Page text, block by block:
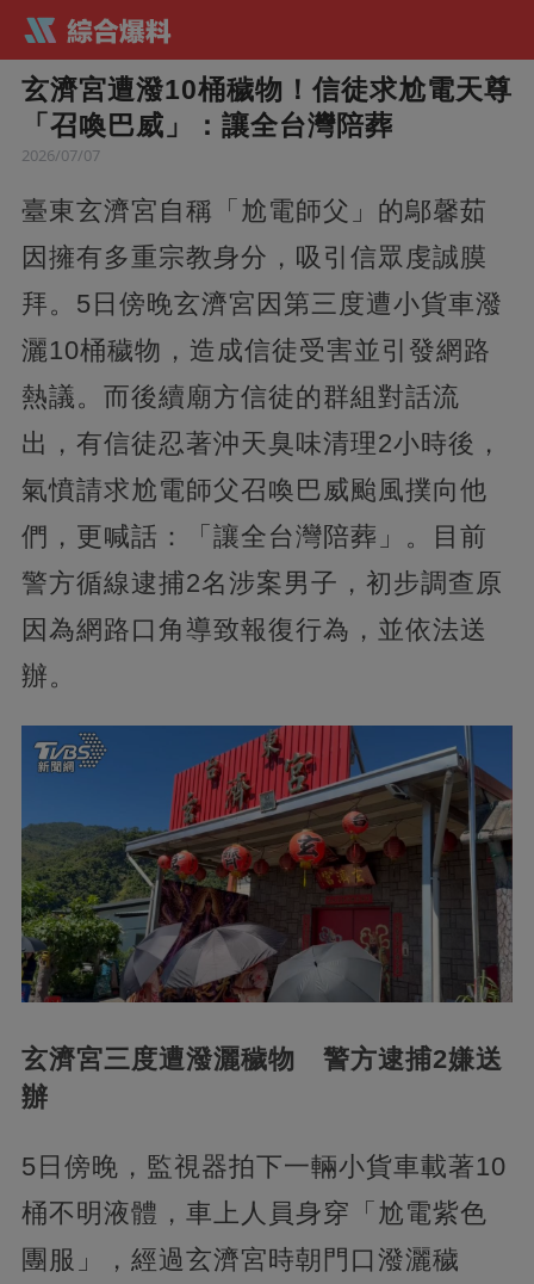
玄濟宮遭潑10桶穢物！信徒求尬電天尊
「召喚巴威」：讓全台灣陪葬
2026/07/07
臺東玄濟宮自稱「尬電師父」的鄔馨茹
因擁有多重宗教身分，吸引信眾虔誠膜
拜。5日傍晚玄濟宮因第三度遭小貨車潑
灑10桶穢物，造成信徒受害並引發網路
熱議。而後續廟方信徒的群組對話流
出，有信徒忍著沖天臭味清理2小時後，
氣憤請求尬電師父召喚巴威颱風撲向他
們，更喊話：「讓全台灣陪葬」。目前
警方循線逮捕2名涉案男子，初步調查原
因為網路口角導致報復行為，並依法送
辦。
玄濟宮三度遭潑灑穢物 警方逮捕2嫌送
辦
5日傍晚，監視器拍下一輛小貨車載著10
桶不明液體，車上人員身穿「尬電紫色
團服」，經過玄濟宮時朝門口潑灑穢